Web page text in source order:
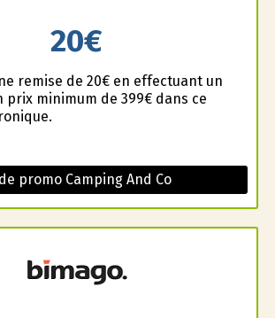
20€
remise de 20€ en effectuant un
prix minimum de 399€ dans ce
promo Camping And Co